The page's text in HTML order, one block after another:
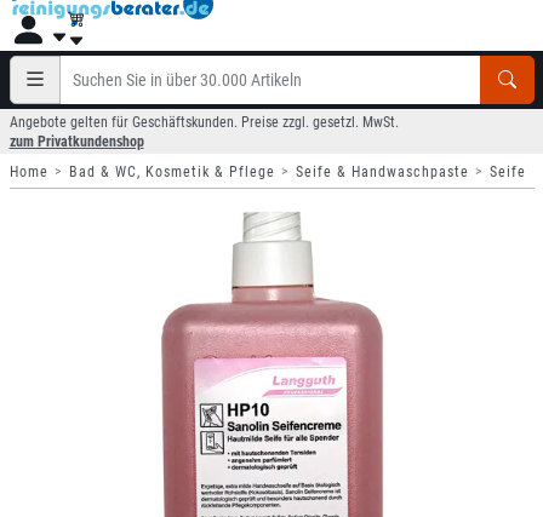
Angebote gelten für Geschäftskunden. Preise zzgl. gesetzl. MwSt.
zum Privatkundenshop
Home
Bad & WC, Kosmetik & Pflege Seife & Handwaschpaste Seife